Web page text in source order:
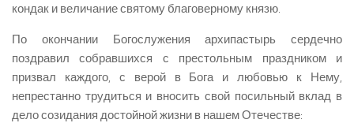
кондак и величание святому благоверному князю.
По окончании Богослужения архипастырь сердечно
поздравил собравшихся с престольным праздником и
призвал каждого, с верой в Бога и любовью к Нему,
непрестанно трудиться и вносить свой посильный вклад в
дело созидания достойной жизни в нашем Отечестве: